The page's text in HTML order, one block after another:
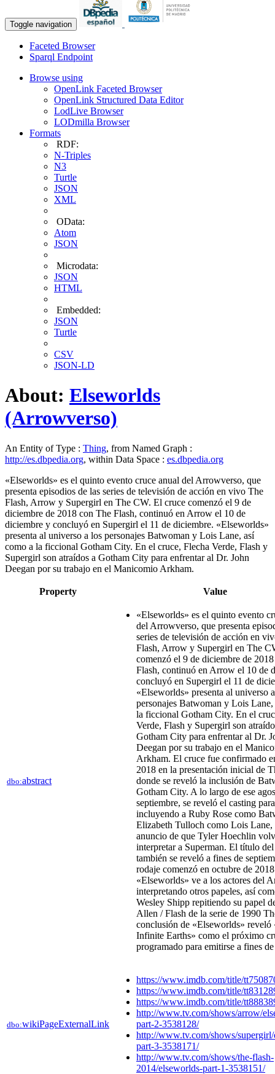
Toggle navigation
Faceted Browser
Sparql Endpoint
Browse using
OpenLink Faceted Browser
OpenLink Structured Data Editor
LodLive Browser
LODmilla Browser
Formats
RDF:
N-Triples
N3
Turtle
JSON
XML
OData:
Atom
JSON
Microdata:
JSON
HTML
Embedded:
JSON
Turtle
CSV
JSON-LD
About: Elseworlds
(Arrowverso)
An Entity of Type : Thing, from Named Graph :
http://es.dbpedia.org, within Data Space : es.dbpedia.org
«Elseworlds» es el quinto evento cruce anual del Arrowverso, que
presenta episodios de las series de televisión de acción en vivo The
Flash, Arrow y Supergirl en The CW. El cruce comenzó el 9 de
diciembre de 2018 con The Flash, continuó en Arrow el 10 de
diciembre y concluyó en Supergirl el 11 de diciembre. «Elseworlds»
presenta al universo a los personajes Batwoman y Lois Lane, así
como a la ficcional Gotham City. En el cruce, Flecha Verde, Flash y
Supergirl son atraídos a Gotham City para enfrentar al Dr. John
Deegan por su trabajo en el Manicomio Arkham.
Property Value
dbo:abstract
«Elseworlds» es el quinto evento
del Arrowverso, que presenta
series de televisión de acción en
Flash, Arrow y Supergirl en The
comenzó el 9 de diciembre de
Flash, continuó en Arrow el 10 de
concluyó en Supergirl el 11 de
«Elseworlds» presenta al universo
personajes Batwoman y Lois Lane,
la ficcional Gotham City. En el
Verde, Flash y Supergirl son
Gotham City para enfrentar al Dr.
Deegan por su trabajo en el
Arkham. El cruce fue confirmado
2018 en la presentación inicial de
donde se reveló la inclusión de
Gotham City. A lo largo de ese
septiembre, se reveló el casting
incluyendo a Ruby Rose como
Elizabeth Tulloch como Lois Lane,
anuncio de que Tyler Hoechlin
interpretar a Superman. El título
también se reveló a fines de
rodaje comenzó en octubre de
«Elseworlds» ve a los actores del
interpretando otros papeles, así
Wesley Shipp repitiendo su papel
Allen / Flash de la serie de 1990
conclusión de «Elseworlds» reveló
Infinite Earths» como el próximo
programado para emitirse a fines
dbo:wikiPageExternalLink
https://www.imdb.com/title/
https://www.imdb.com/title/
https://www.imdb.com/title/
http://www.tv.com/shows/arrow/
part-2-3538128/
http://www.tv.com/shows/
part-3-3538171/
http://www.tv.com/shows/the-flash-
2014/elseworlds-part-1-3538151/